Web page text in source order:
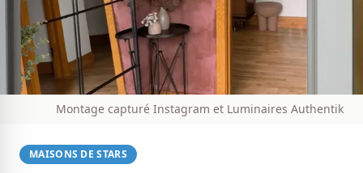
Montage capturé Instagram et Luminaires Authentik
MAISONS DE STARS